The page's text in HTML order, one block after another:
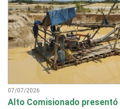
07/07/2026
Alto Comisionado